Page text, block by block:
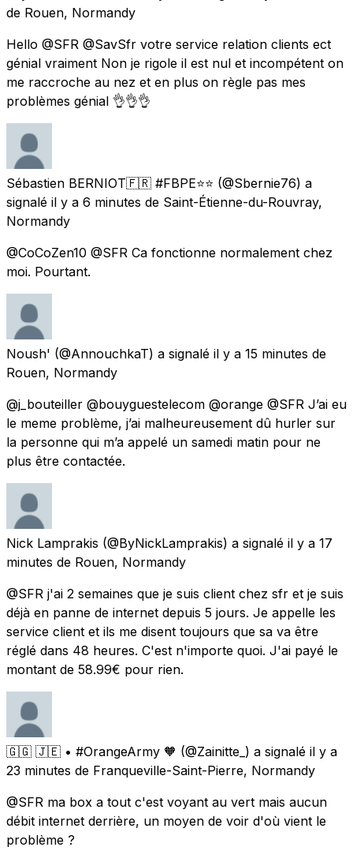
de Rouen, Normandy
Hello @SFR @SavSfr votre service relation clients ect
génial vraiment Non je rigole il est nul et incompétent on
me raccroche au nez et en plus on règle pas mes
problèmes génial 👌👌👌
Sébastien BERNIOT🇫🇷 #FBPE⭐️⭐️ (@Sbernie76) a
signalé il y a 6 minutes de Saint-Étienne-du-Rouvray,
Normandy
@CoCoZen10 @SFR Ca fonctionne normalement chez
moi. Pourtant.
Noush' (@AnnouchkaT) a signalé il y a 15 minutes de
Rouen, Normandy
@j_bouteiller @bouyguestelecom @orange @SFR J’ai eu
le meme problème, j’ai malheureusement dû hurler sur
la personne qui m’a appelé un samedi matin pour ne
plus être contactée.
Nick Lamprakis (@ByNickLamprakis) a signalé il y a 17
minutes de Rouen, Normandy
@SFR j'ai 2 semaines que je suis client chez sfr et je suis
déjà en panne de internet depuis 5 jours. Je appelle les
service client et ils me disent toujours que sa va être
réglé dans 48 heures. C'est n'importe quoi. J'ai payé le
montant de 58.99€ pour rien.
🇬🇬 🇯🇪 • #OrangeArmy 🧡 (@Zainitte_) a signalé il y a
23 minutes de Franqueville-Saint-Pierre, Normandy
@SFR ma box a tout c'est voyant au vert mais aucun
débit internet derrière, un moyen de voir d'où vient le
problème ?